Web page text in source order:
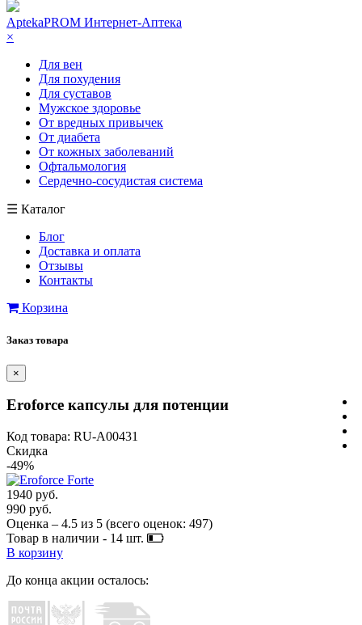
AptekaPROM Интернет-Аптека
×
Для вен
Для похудения
Для суставов
Мужское здоровье
От вредных привычек
От диабета
От кожных заболеваний
Офтальмология
Сердечно-сосудистая система
☰ Каталог
Блог
Доставка и оплата
Отзывы
Контакты
Корзина
Заказ товара
×
Eroforce капсулы для потенции
Код товара: RU-A00431
Скидка
-49%
1940 руб.
990 руб.
Оценка – 4.5 из 5 (всего оценок: 497)
Товар в наличии - 14 шт.
В корзину
До конца акции осталось: